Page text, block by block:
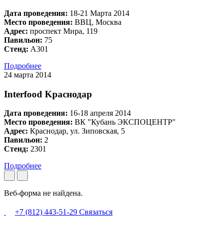
Дата проведения: 18-21 Марта 2014
Место проведения: ВВЦ, Москва
Адрес: проспект Мира, 119
Павильон: 75
Стенд: А301
Подробнее
24 марта 2014
Interfood Kраснодар
Дата проведения: 16-18 апреля 2014
Место проведения: ВК "Кубань ЭКСПОЦЕНТР"
Адрес: Краснодар, ул. Зиповская, 5
Павильон: 2
Стенд: 2301
Подробнее
Веб-форма не найдена.
+7 (812) 443-51-29 Связаться